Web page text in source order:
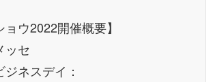
ョウ2022開催概要】
ッセ
ジネスデイ：